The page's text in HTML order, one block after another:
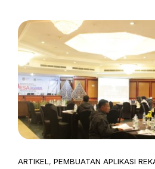
ARTIKEL , PEMBUATAN APLIKASI